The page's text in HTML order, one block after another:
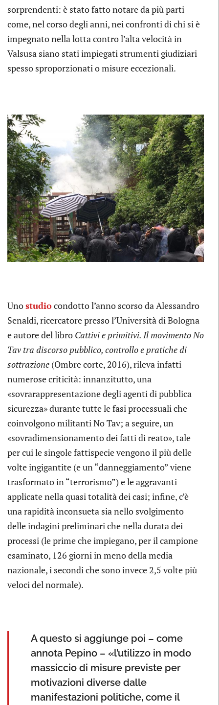
sorprendenti: è stato fatto notare da più parti
come, nel corso degli anni, nei confronti di chi si è
impegnato nella lotta contro l’alta velocità in
Valsusa siano stati impiegati strumenti giudiziari
spesso sproporzionati o misure eccezionali.
Unostudiocondotto l’anno scorso da Alessandro
Senaldi, ricercatore presso l’Università di Bologna
e autore del libro Cattivi e primitivi. Il movimento No
Tav tra discorso pubblico, controllo e pratiche di
sottrazione (Ombre corte, 2016), rileva infatti
numerose criticità: innanzitutto, una
«sovrarappresentazione degli agenti di pubblica
sicurezza» durante tutte le fasi processuali che
coinvolgono militanti No Tav; a seguire, un
«sovradimensionamento dei fatti di reato», tale
per cui le singole fattispecie vengono il più delle
volte ingigantite (e un “danneggiamento” viene
trasformato in “terrorismo”) e le aggravanti
applicate nella quasi totalità dei casi; infine, c’è
una rapidità inconsueta sia nello svolgimento
delle indagini preliminari che nella durata dei
processi (le prime che impiegano, per il campione
esaminato, 126 giorni in meno della media
nazionale, i secondi che sono invece 2,5 volte più
veloci del normale).
A questo si aggiunge poi – come
annota Pepino – «l’utilizzo in modo
massiccio di misure previste per
motivazioni diverse dalle
manifestazioni politiche, come il